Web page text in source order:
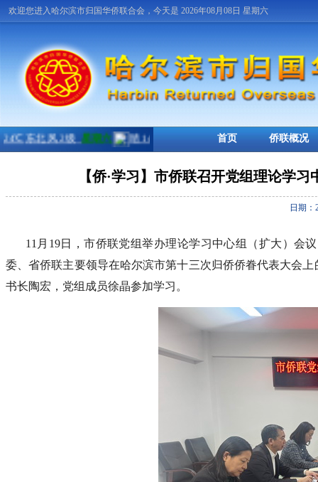
欢迎您进入哈尔滨市归国华侨联合会，今天是 2026年08月08日 星期六
首页 侨联概况
【侨·学习】市侨联召开党组理论学
日期
11月19日，市侨联党组举办理论学习中心组（扩大）会
委、省侨联主要领导在哈尔滨市第十三次归侨侨眷代表大会
书长陶宏，党组成员徐晶参加学习。